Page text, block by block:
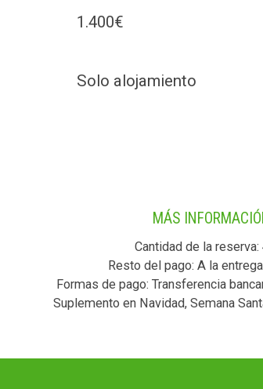
1.400€
Solo alojamiento
MÁS
Cantidad de la reserva:
Resto del pago: A la
Formas de pago: Transferencia
Suplemento en Navidad, Semana